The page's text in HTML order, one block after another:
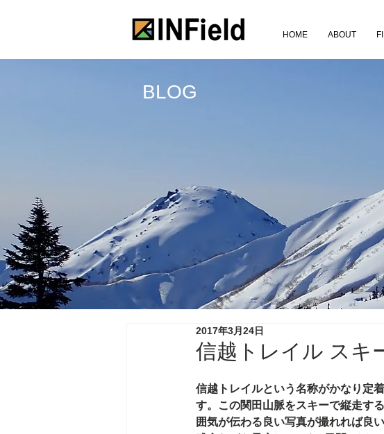
HOME ABOUT
BLOG
信越トレイル スキ
2017年3月24日
信越トレイルという名称がかなり定
す。この関田山脈をスキーで縦走す
囲気が伝わる良い写真が撮れれば良